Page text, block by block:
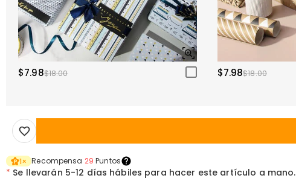
$7.98$18.00 $7.98$18.00
1× Recompensa 29 Puntos
* Se llevarán 5-12 días hábiles para hacer este artículo a mano.